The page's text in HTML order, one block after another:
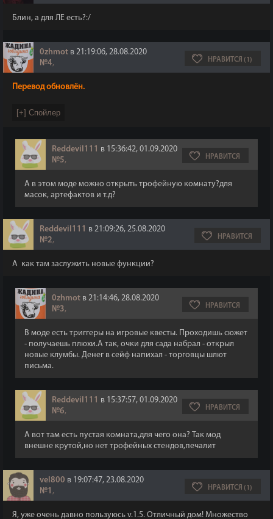
Блин, а для ЛЕ есть?:/
0zhmot в 21:19:06, 28.08.2020
№4, НРАВИТСЯ (1)
Перевод обновлён.
Reddevil111 в 15:36:42, 01.09.2020
№5, НРАВИТСЯ
А в этом моде можно открыть трофейную комнату?для
масок, артефактов и т.д?
Reddevil111 в 21:09:26, 25.08.2020
№2, НРАВИТСЯ
А как там заслужить новые функции?
0zhmot в 21:14:46, 28.08.2020
№3, НРАВИТСЯ
В моде есть триггеры на игровые квесты. Проходишь сюжет
- получаешь плюхи.А так, очки для сада набрал - открыл
новые клумбы. Денег в сейф напихал - торговцы шлют
письма.
Reddevil111 в 15:37:57, 01.09.2020
№6, НРАВИТСЯ
А вот там есть пустая комната,для чего она? Так мод
внешне крутой,но нет трофейных стендов,печалит
vel800 в 19:07:47, 23.08.2020
№1 , НРАВИТСЯ (1)
Я, уже очень давно пользуюсь v.1.5. Отличный дом! Множество